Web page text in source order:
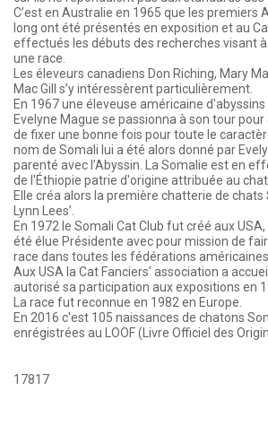
C’est en Australie en 1965 que les premiers
long ont été présentés en exposition et au
effectués les débuts des recherches visant
une race.
Les éleveurs canadiens Don Riching, Mary
Mac Gill s’y intéressèrent particulièrement.
En 1967 une éleveuse américaine
Evelyne Mague se passionna à son tour
de fixer une bonne fois pour toute le
nom de Somali lui a été alors donné par
parenté avec l’Abyssin. La Somalie est en
de l'Éthiopie patrie d'origine attribuée au chat
Elle créa alors la première chatterie de
Lynn Lees’.
En 1972 le Somali Cat Club fut créé aux
été élue Présidente avec pour mission de
race dans toutes les fédérations américaines.
Aux USA la Cat Fanciers’ association a
autorisé sa participation aux expositions en
La race fut reconnue en 1982 en Europe.
En 2016 c'est 105 naissances de chatons
enrégistrées au LOOF (Livre Officiel des
17817